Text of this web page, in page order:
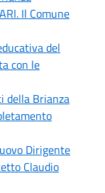
Il Comune
del
con le
della Brianza
Dirigente
Claudio